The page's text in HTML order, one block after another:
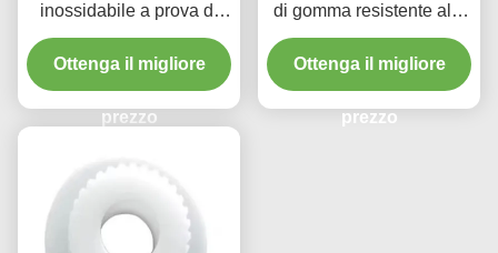
inossidabile a prova di
polvere per cambio
pneumatici
Ottenga il migliore
prezzo
di gomma resistente alla
corrosione
Ottenga il migliore
prezzo